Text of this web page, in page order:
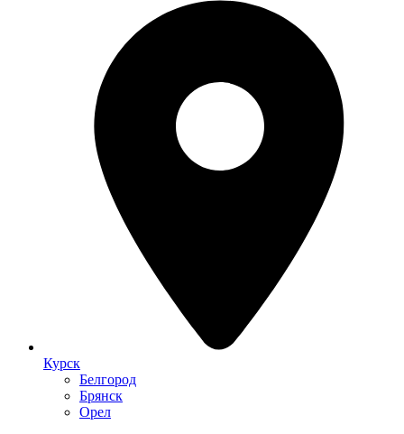
Курск
Белгород
Брянск
Орел